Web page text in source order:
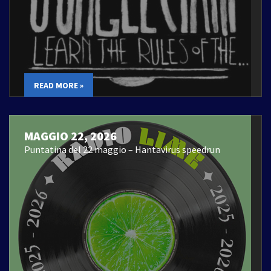
READ MORE »
MAGGIO 22, 2026
Puntatina del 22 maggio – Hantavirus speedrun